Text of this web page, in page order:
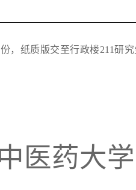
，纸质版交至行政楼211研
医药大